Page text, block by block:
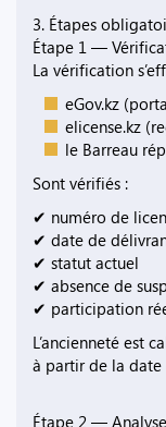
3. Étapes
Étape 1 —
La vérification
eGov.kz
elicense.kz
le Barreau
Sont vérifiés :
✔ numéro de
✔ date de
✔ statut actuel
✔ absence de
✔ participation
L’ancienneté est
à partir de la date
Étape 2 —